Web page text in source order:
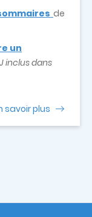
de
un
inclus dans
savoir plus